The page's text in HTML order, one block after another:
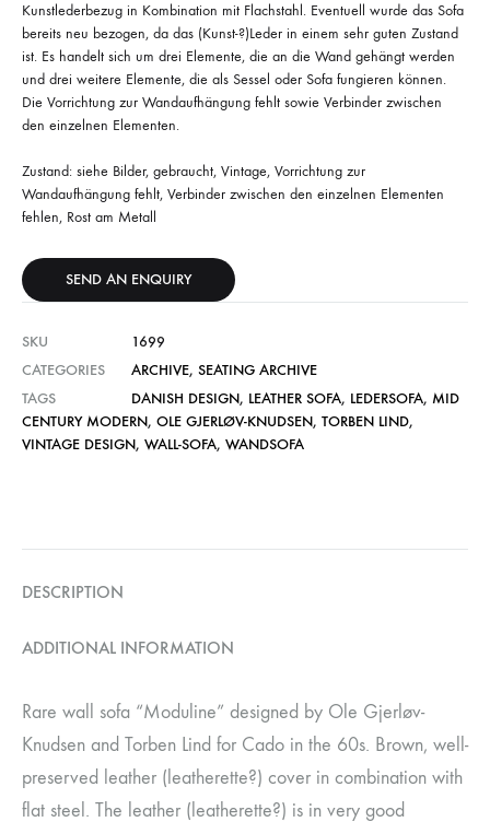
Kunstlederbezug in Kombination mit Flachstahl. Eventuell wurde das Sofa
bereits neu bezogen, da das (Kunst-?)Leder in einem sehr guten Zustand
ist. Es handelt sich um drei Elemente, die an die Wand gehängt werden
und drei weitere Elemente, die als Sessel oder Sofa fungieren können.
Die Vorrichtung zur Wandaufhängung fehlt sowie Verbinder zwischen
den einzelnen Elementen.
Zustand: siehe Bilder, gebraucht, Vintage, Vorrichtung zur
Wandaufhängung fehlt, Verbinder zwischen den einzelnen Elementen
fehlen, Rost am Metall
SEND AN ENQUIRY
SKU
1699
CATEGORIES
ARCHIVE, SEATING ARCHIVE
TAGS
DANISH DESIGN, LEATHER SOFA, LEDERSOFA, MID
CENTURY MODERN, OLE GJERLØV-KNUDSEN, TORBEN LIND,
VINTAGE DESIGN, WALL-SOFA, WANDSOFA
DESCRIPTION
ADDITIONAL INFORMATION
Rare wall sofa “Moduline” designed by Ole Gjerløv-
Knudsen and Torben Lind for Cado in the 60s. Brown, well-
preserved leather (leatherette?) cover in combination with
flat steel. The leather (leatherette?) is in very good